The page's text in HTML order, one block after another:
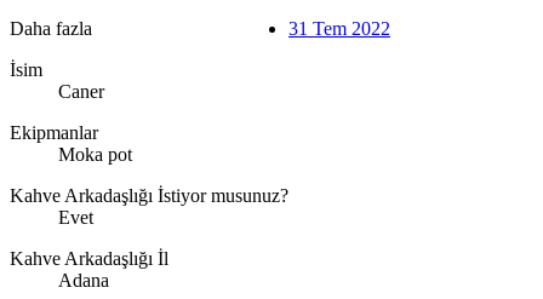
Daha fazla
İsim
Caner
Ekipmanlar
Moka pot
Kahve Arkadaşlığı İstiyor musunuz?
Evet
Kahve Arkadaşlığı İl
Adana
31 Tem 2022